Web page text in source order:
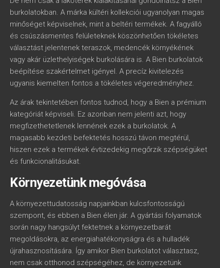
burkolatokban. A márka kültéri kollekciói ugyanolyan magas
minőséget képviselnek, mint a beltéri termékek. A fagyálló
és csúszásmentes felületeknek köszönhetően tökéletes
választást jelentenek teraszok, medencék környékének
vagy akár üzlethelyiségek burkolására is. A Bien burkolatok
beépítése szakértelmet igényel. A precíz kivitelezés
ugyanis kiemelten fontos a tökéletes végeredményhez.
Az árak tekintetében fontos tudnod, hogy a Bien a prémium
kategóriát képviseli. Ez azonban nem jelenti azt, hogy
megfizethetetlenek lennének ezek a burkolatok. A
magasabb kezdeti befektetés hosszú távon megtérül,
hiszen ezek a termékek évtizedekig megőrzik szépségüket
és funkcionalitásukat.
Környezetünk megóvása
A környezettudatosság napjainkban kulcsfontosságú
szempont, és ebben a Bien élen jár. A gyártási folyamatok
során nagy hangsúlyt fektetnek a környezetbarát
megoldásokra, az energiahatékonyságra és a hulladék
újrahasznosítására. Így amikor Bien burkolatot választasz,
nem csak otthonod szépségéhez, de környezetünk